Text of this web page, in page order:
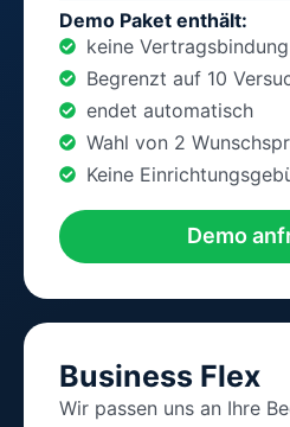
Demo Paket enthält:
keine Vertragsbindung
Begrenzt auf 10
endet automatisch
Wahl von 2
Keine
Demo
Business Flex
Wir passen uns an Ihre